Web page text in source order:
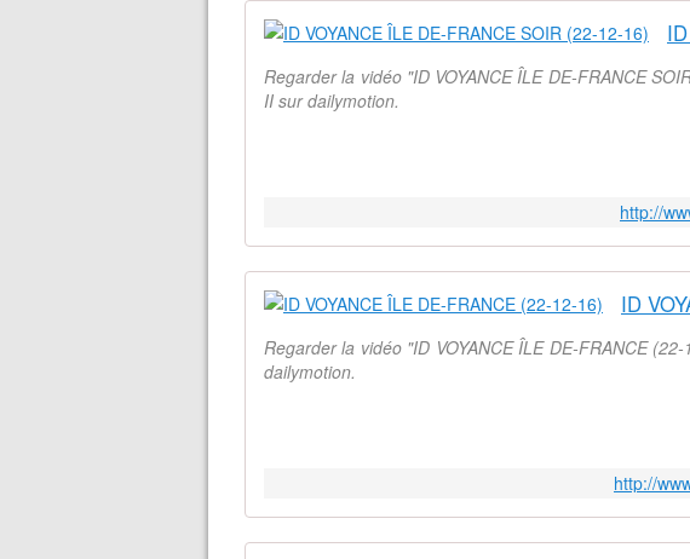
Regarder la vidéo "ID VOYANCE ÎLE DE-FRANCE
II sur dailymotion.
http://
Regarder la vidéo "ID VOYANCE ÎLE DE-FRANCE
dailymotion.
http://